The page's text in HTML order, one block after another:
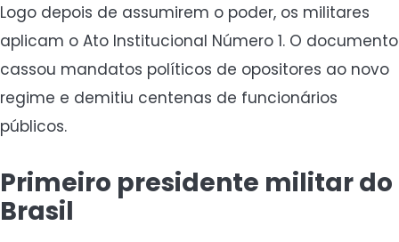
Logo depois de assumirem o poder, os militares
aplicam o Ato Institucional Número 1. O documento
cassou mandatos políticos de opositores ao novo
regime e demitiu centenas de funcionários
públicos.
Primeiro presidente militar do
Brasil